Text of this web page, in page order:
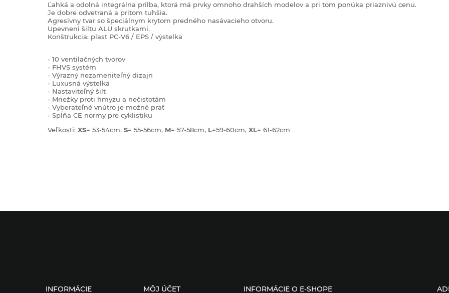
Ľahká a odolná integrálna prilba, ktorá má prvky omnoho drahších modelov a pri tom ponúka priaznivú cenu.
Je dobre odvetraná a pritom tuhšia.
Agresívny tvar so špeciálnym krytom predného nasávacieho otvoru.
Upevneni šiltu ALU skrutkami.
Konštrukcia: plast PC-V6 / EPS / výstelka
- 10 ventilačných tvorov
- FHVS systém
- Výrazný nezameniteľný dizajn
- Luxusná výstelka
- Nastaviteľný šilt
- Mriežky proti hmyzu a nečistotám
- Vyberateľné vnútro je možné prať
- Spĺňa CE normy pre cyklistiku
Veľkosti: XS= 53-54cm, S= 55-56cm, M= 57-58cm, L=59-60cm, XL= 61-62cm
INFORMÁCIE MÔJ ÚČET INFORMÁCIE O E-SHOPE